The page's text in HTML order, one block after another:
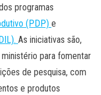
programas
(PDP) e
As iniciativas são,
para fomentar
de pesquisa, com
e produtos